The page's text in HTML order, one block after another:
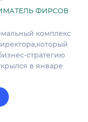
ФИРСОВ
комплекс
стратегию
в январе